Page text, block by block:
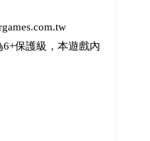
6+保護級，本遊戲內